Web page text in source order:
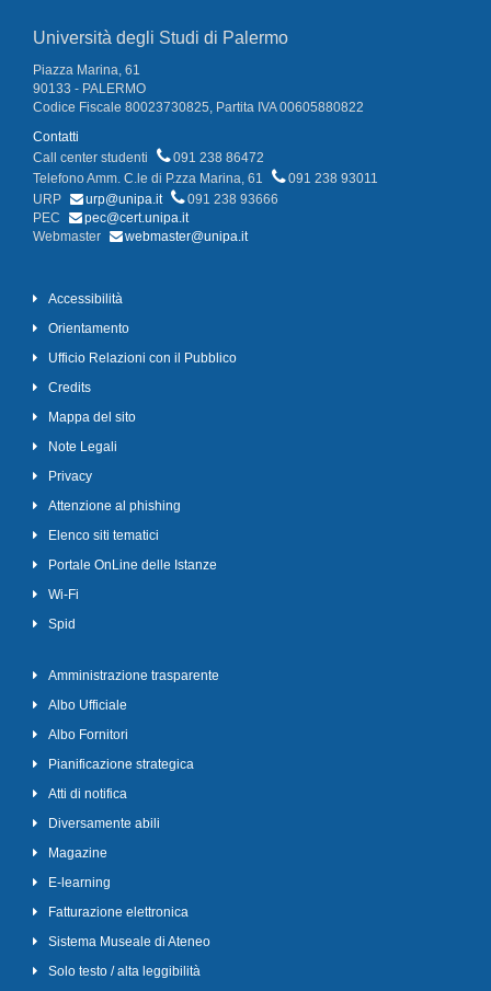
Università degli Studi di Palermo
Piazza Marina, 61
90133 - PALERMO
Codice Fiscale 80023730825, Partita IVA 00605880822
Contatti
Call center studenti
091 238 86472
Telefono Amm. C.le di P.zza Marina, 61
091 238 93011
URP
urp@unipa.it
091 238 93666
PEC
pec@cert.unipa.it
Webmaster
webmaster@unipa.it
Accessibilità
Orientamento
Ufficio Relazioni con il Pubblico
Credits
Mappa del sito
Note Legali
Privacy
Attenzione al phishing
Elenco siti tematici
Portale OnLine delle Istanze
Wi-Fi
Spid
Amministrazione trasparente
Albo Ufficiale
Albo Fornitori
Pianificazione strategica
Atti di notifica
Diversamente abili
Magazine
E-learning
Fatturazione elettronica
Sistema Museale di Ateneo
Solo testo / alta leggibilità